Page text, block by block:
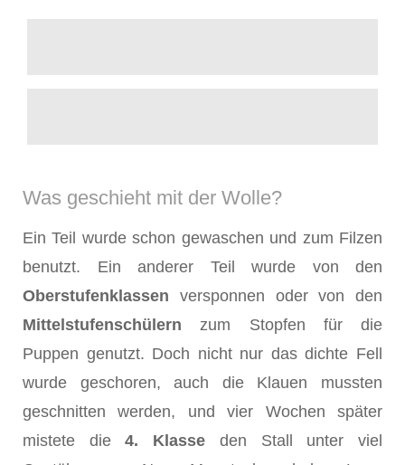
Was geschieht mit der Wolle?
Ein Teil wurde schon gewaschen und zum Filzen
benutzt. Ein anderer Teil wurde von den
Oberstufenklassen versponnen oder von den
Mittelstufenschülern zum Stopfen für die
Puppen genutzt. Doch nicht nur das dichte Fell
wurde geschoren, auch die Klauen mussten
geschnitten werden, und vier Wochen später
mistete die4. Klasse den Stall unter viel